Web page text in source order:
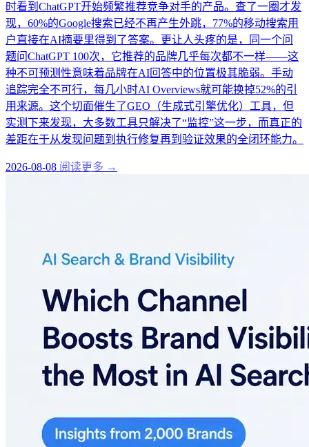
时看到ChatGPT开始频繁推荐竞争对手的产品。查了一圈才发
现，60%的Google搜索已经不再产生外跳，77%的移动搜索用
户直接在AI摘要里得到了答案。更让人头疼的是，同一个问
题问ChatGPT 100次，它推荐的品牌几乎每次都不一样——这
种不可预测性意味着品牌在AI回答中的位置极其脆弱。手动
追踪完全不可行，每几小时AI Overviews就可能换掉52%的引
用来源。这个切面催生了GEO（生成式引擎优化）工具，但
实测下来发现，大多数工具只解决了“监控”这一步，而真正的
差距在于从发现问题到执行修复再到验证效果的全闭环能力。
2026-08-08 阅读更多 →